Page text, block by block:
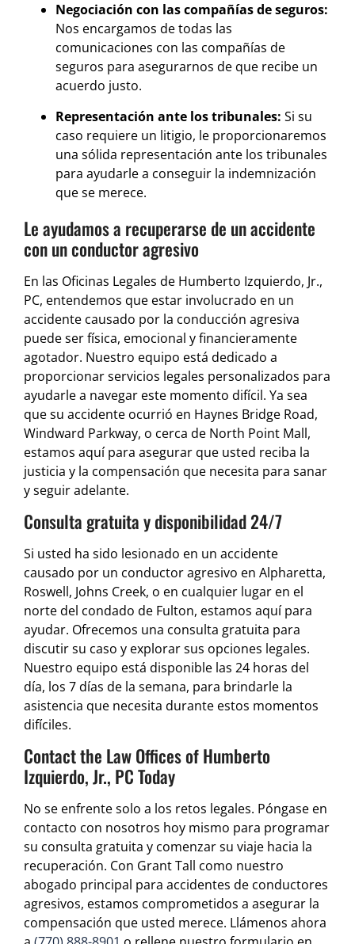
Negociación con las compañías de seguros:
Nos encargamos de todas las
comunicaciones con las compañías de
seguros para asegurarnos de que recibe un
acuerdo justo.
Representación ante los tribunales: Si su
caso requiere un litigio, le proporcionaremos
una sólida representación ante los tribunales
para ayudarle a conseguir la indemnización
que se merece.
Le ayudamos a recuperarse de un accidente
con un conductor agresivo
En las Oficinas Legales de Humberto Izquierdo, Jr.,
PC, entendemos que estar involucrado en un
accidente causado por la conducción agresiva
puede ser física, emocional y financieramente
agotador. Nuestro equipo está dedicado a
proporcionar servicios legales personalizados para
ayudarle a navegar este momento difícil. Ya sea
que su accidente ocurrió en Haynes Bridge Road,
Windward Parkway, o cerca de North Point Mall,
estamos aquí para asegurar que usted reciba la
justicia y la compensación que necesita para sanar
y seguir adelante.
Consulta gratuita y disponibilidad 24/7
Si usted ha sido lesionado en un accidente
causado por un conductor agresivo en Alpharetta,
Roswell, Johns Creek, o en cualquier lugar en el
norte del condado de Fulton, estamos aquí para
ayudar. Ofrecemos una consulta gratuita para
discutir su caso y explorar sus opciones legales.
Nuestro equipo está disponible las 24 horas del
día, los 7 días de la semana, para brindarle la
asistencia que necesita durante estos momentos
difíciles.
Contact the Law Offices of Humberto
Izquierdo, Jr., PC Today
No se enfrente solo a los retos legales. Póngase en
contacto con nosotros hoy mismo para programar
su consulta gratuita y comenzar su viaje hacia la
recuperación. Con Grant Tall como nuestro
abogado principal para accidentes de conductores
agresivos, estamos comprometidos a asegurar la
compensación que usted merece. Llámenos ahora